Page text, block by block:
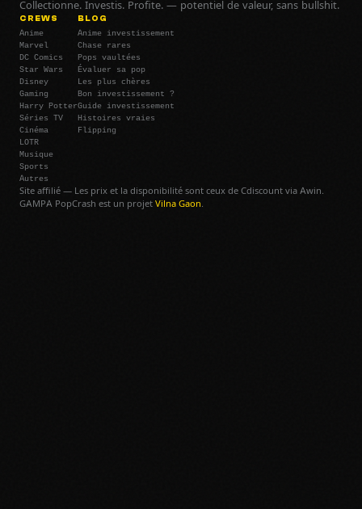
Collectionne. Investis. Profite. — potentiel de valeur, sans bullshit.
CREWS
Anime
Marvel
DC Comics
Star Wars
Disney
Gaming
Harry Potter
Séries TV
Cinéma
LOTR
Musique
Sports
Autres
BLOG
Anime investissement
Chase rares
Pops vaultées
Évaluer sa pop
Les plus chères
Bon investissement ?
Guide investissement
Histoires vraies
Flipping
Site affilié — Les prix et la disponibilité sont ceux de Cdiscount via Awin.
GAMPA PopCrash est un projet Vilna Gaon.